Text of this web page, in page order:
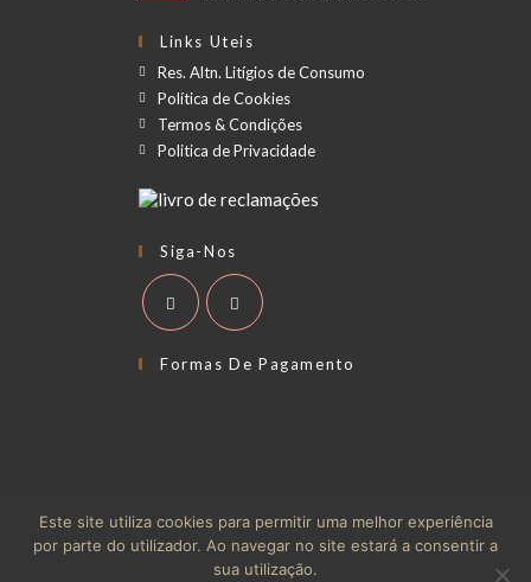
Links Uteis
Res. Altn. Litígios de Consumo
Política de Cookies
Termos & Condições
Politica de Privacidade
Siga-Nos
Formas De Pagamento
RAL Termos & Condições
Politica de Privacidade
Política de Cookies
© Copyright - Theme by Big Bang Moto
Este site utiliza cookies para permitir uma melhor experiência
por parte do utilizador. Ao navegar no site estará a consentir a
sua utilização.